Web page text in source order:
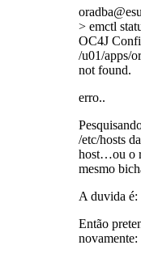
> emctl
OC4J
/u01/apps/
not found.
erro..
/etc/hosts
host…ou o
mesmo
A duvida é:
Então
novamente: